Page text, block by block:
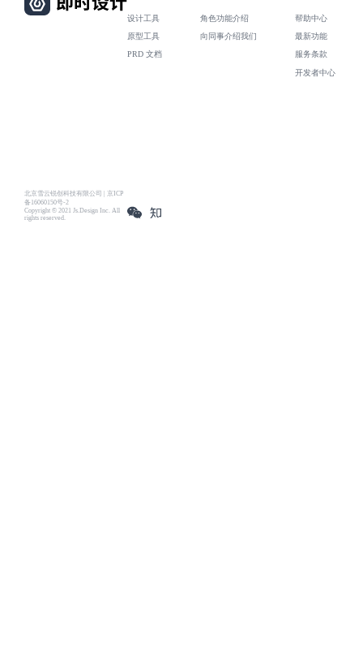
北京雪云锐创科技有限公司 | 京ICP
备16060150号-2
Copyright © 2021 Js.Design Inc. All
rights reserved.
设计工具
原型工具
PRD 文档
角色功能介绍
向同事介绍我们
帮助中心
最新功能
服务条款
开发者中心